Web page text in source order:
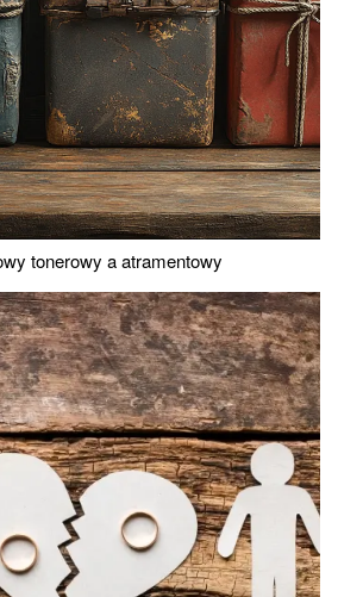
tonerowy a atramentowy